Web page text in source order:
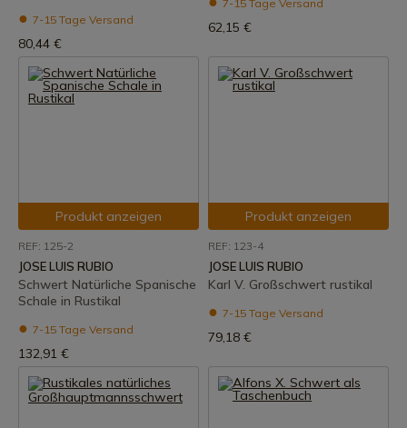
7-15 Tage Versand
80,44 €
7-15 Tage Versand
62,15 €
Produkt anzeigen
REF: 125-2
JOSE LUIS RUBIO
Schwert Natürliche Spanische
Schale in Rustikal
7-15 Tage Versand
132,91 €
Produkt anzeigen
REF: 123-4
JOSE LUIS RUBIO
Karl V. Großschwert rustikal
7-15 Tage Versand
79,18 €